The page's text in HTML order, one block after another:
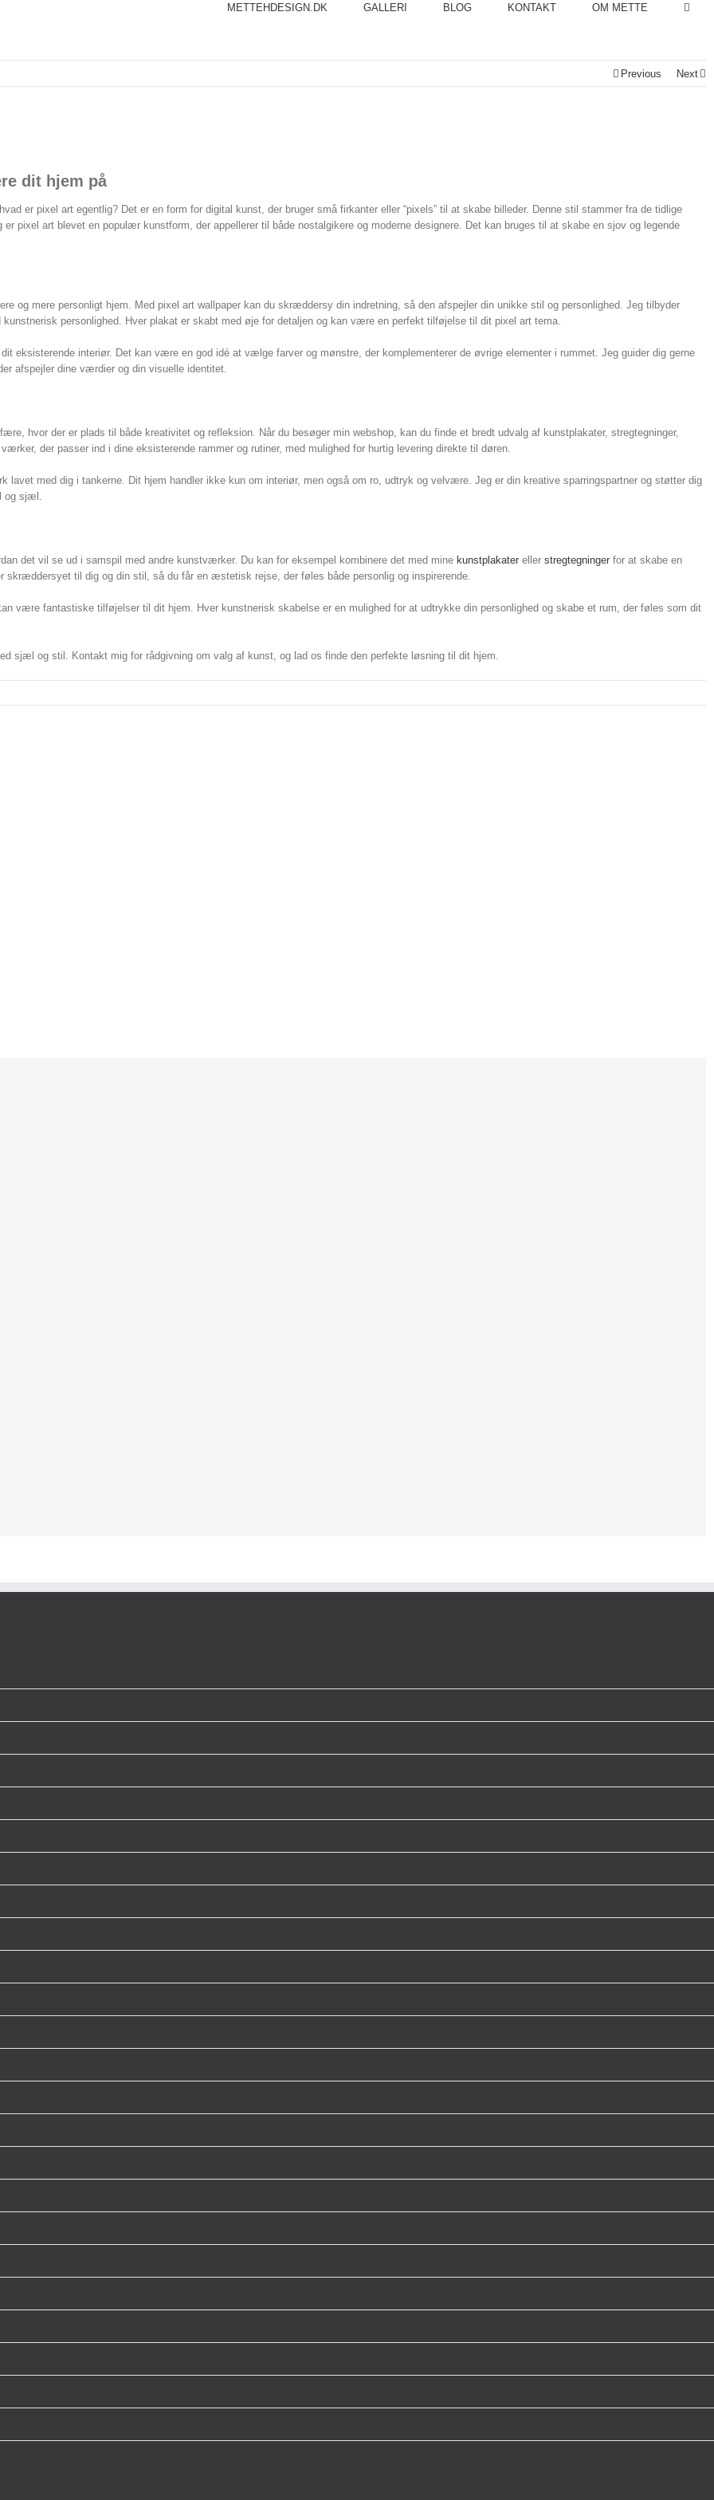
METTEHDESIGN.DK GALLERI BLOG KONTAKT OM METTE
Previous Next
dit hjem på
er pixel art egentlig? Det er en form for digital kunst, der bruger små firkanter eller “pixels” til at skabe billeder. Denne stil stammer fra de tidlige
pixel art blevet en populær kunstform, der appellerer til både nostalgikere og moderne designere. Det kan bruges til at skabe en sjov og legende
og mere personligt hjem. Med pixel art wallpaper kan du skræddersy din indretning, så den afspejler din unikke stil og personlighed. Jeg tilbyder
personlighed. Hver plakat er skabt med øje for detaljen og kan være en perfekt tilføjelse til dit pixel art tema.
eksisterende interiør. Det kan være en god idé at vælge farver og mønstre, der komplementerer de øvrige elementer i rummet. Jeg guider dig gerne
afspejler dine værdier og din visuelle identitet.
hvor der er plads til både kreativitet og refleksion. Når du besøger min webshop, kan du finde et bredt udvalg af kunstplakater, stregtegninger,
der passer ind i dine eksisterende rammer og rutiner, med mulighed for hurtig levering direkte til døren.
med dig i tankerne. Dit hjem handler ikke kun om interiør, men også om ro, udtryk og velvære. Jeg er din kreative sparringspartner og støtter dig
og sjæl.
det vil se ud i samspil med andre kunstværker. Du kan for eksempel kombinere det med mine kunstplakater eller stregtegninger for at skabe en
skræddersyet til dig og din stil, så du får en æstetisk rejse, der føles både personlig og inspirerende.
være fantastiske tilføjelser til dit hjem. Hver kunstnerisk skabelse er en mulighed for at udtrykke din personlighed og skabe et rum, der føles som dit
sjæl og stil. Kontakt mig for rådgivning om valg af kunst, og lad os finde den perfekte løsning til dit hjem.